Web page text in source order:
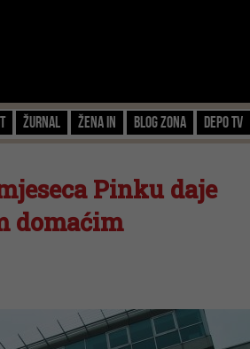
Žurnal Žena IN Blog zona Depo TV
Pinku daje
domaćim